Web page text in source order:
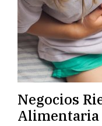
Negocios
Alimentaria